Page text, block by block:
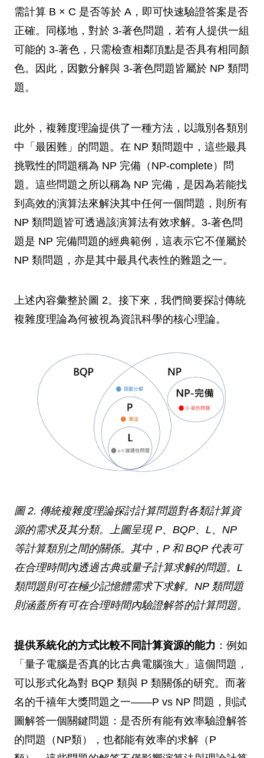
需計算 B × C 是否等於 A，即可快速驗證答案是否
正確。同樣地，對於 3-著色問題，若有人提供一組
可能的 3-著色，只需檢查相鄰頂點是否具有相同顏
色。因此，因數分解與 3-著色問題皆屬於 NP 類問
題。
此外，複雜度理論提供了一種方法，以識別各類別
中「最困難」的問題。在 NP 類問題中，這些最具
挑戰性的問題稱為 NP 完備（NP-complete）問
題。這些問題之所以稱為 NP 完備，是因為若能找
到高效的演算法來解決其中任何一個問題，則所有
NP 類問題皆可透過該演算法有效求解。3-著色問
題是 NP 完備問題的經典範例，這表示它不僅屬於
NP 類問題，亦是其中最具代表性的難題之一。
上述內容彙整於圖 2。接下來，我們簡要探討傳統
複雜度理論為何被視為資訊科學的核心理論。
圖 2. 傳統複雜度理論探討計算問題對各類計算資
源的需求及其分類。上圖呈現 P、BQP、L、NP
等計算類別之間的關係。其中，P 和 BQP 代表可
在合理時間內透過古典或量子計算求解的問題。L
類問題則可在極少記憶體需求下求解。NP 類問題
則涵蓋所有可在合理時間內驗證解答的計算問題。
提供系統化的方式比較不同計算資源的能力 ：例如
「量子電腦是否真的比古典電腦強大」這個問題，
可以形式化為對 BQP 類與 P 類關係的研究。而著
名的千禧年大獎問題之一——P vs NP 問題，則試
圖解答一個關鍵問題：是否所有能有效率驗證解答
的問題（NP類），也都能有效率的求解（P